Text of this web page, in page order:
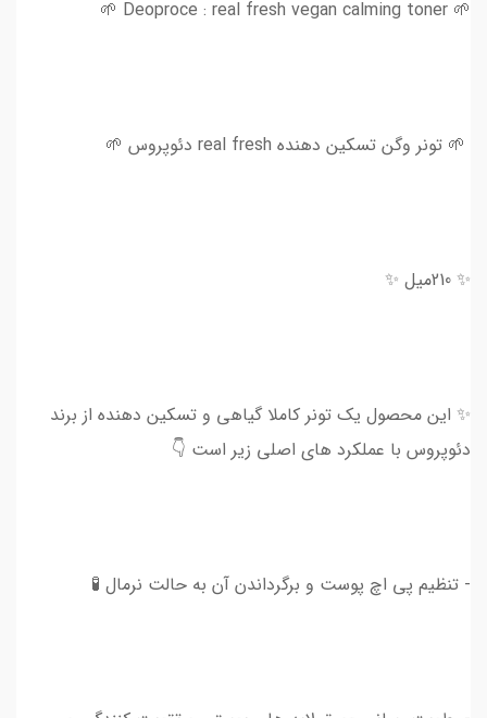
🌱 Deoproce : real fresh vegan calming toner 🌱
🌱 تونر وگن تسکین دهنده real fresh دئوپروس 🌱
✨ 210میل ✨
✨ این محصول یک تونر کاملا گیاهی و تسکین دهنده از برند
دئوپروس با عملکرد های اصلی زیر است 👇
- تنظیم پی اچ پوست و برگرداندن آن به حالت نرمال 🧪